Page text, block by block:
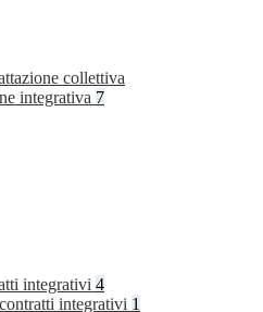
collettiva
integrativa 7
integrativi 4
integrativi 1